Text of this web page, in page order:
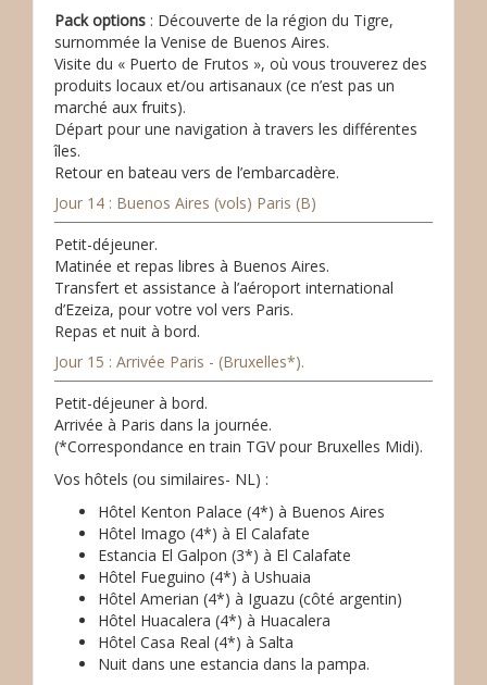
Pack options : Découverte de la région du Tigre,
surnommée la Venise de Buenos Aires.
Visite du « Puerto de Frutos », où vous trouverez des
produits locaux et/ou artisanaux (ce n’est pas un
marché aux fruits).
Départ pour une navigation à travers les différentes
îles.
Retour en bateau vers de l’embarcadère.
Jour 14 : Buenos Aires (vols) Paris (B)
Petit-déjeuner.
Matinée et repas libres à Buenos Aires.
Transfert et assistance à l’aéroport international
d’Ezeiza, pour votre vol vers Paris.
Repas et nuit à bord.
Jour 15 : Arrivée Paris - (Bruxelles*).
Petit-déjeuner à bord.
Arrivée à Paris dans la journée.
(*Correspondance en train TGV pour Bruxelles Midi).
Vos hôtels (ou similaires- NL) :
Hôtel Kenton Palace (4*) à Buenos Aires
Hôtel Imago (4*) à El Calafate
Estancia El Galpon (3*) à El Calafate
Hôtel Fueguino (4*) à Ushuaia
Hôtel Amerian (4*) à Iguazu (côté argentin)
Hôtel Huacalera (4*) à Huacalera
Hôtel Casa Real (4*) à Salta
Nuit dans une estancia dans la pampa.